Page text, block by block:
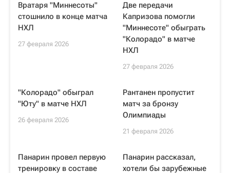
Вратаря "Миннесоты"
стошнило в конце матча
НХЛ
27 февраля 2026
Две передачи
Капризова помогли
"Миннесоте" обыграть
"Колорадо" в матче
НХЛ
27 февраля 2026
"Колорадо" обыграл
"Юту" в матче НХЛ
26 февраля 2026
Рантанен пропустит
матч за бронзу
Олимпиады
21 февраля 2026
Панарин провел первую
тренировку в составе
Панарин рассказал,
хотели бы зарубежные